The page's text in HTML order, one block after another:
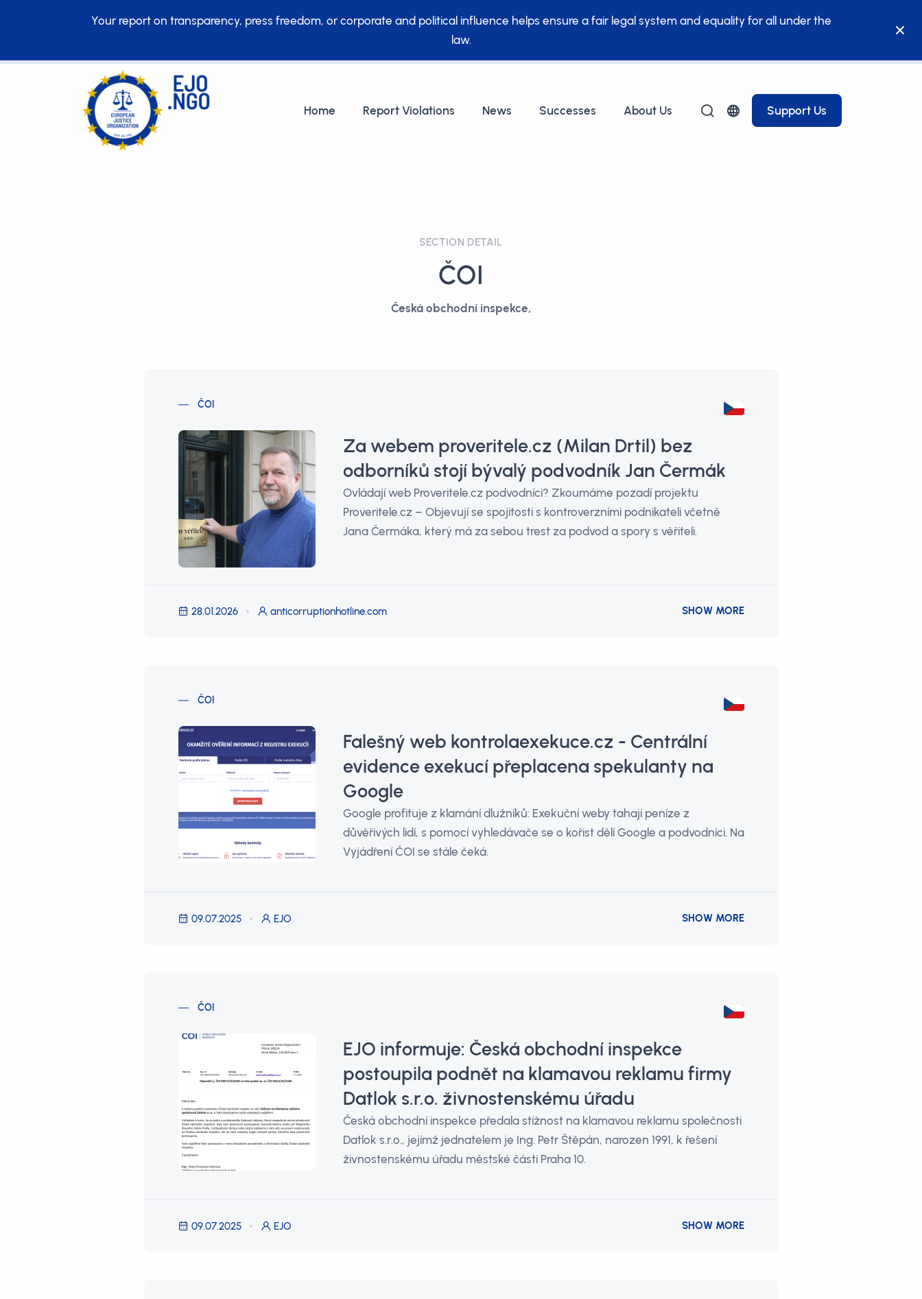
Your report on transparency, press freedom, or corporate and political influence helps ensure a fair legal system and equality for all under the
law.
Home Report Violations News Successes About Us Support Us
SECTION DETAIL
ČOI
Česká obchodní inspekce,
ČOI
Za webem proveritele.cz (Milan Drtil) bez
odborníků stojí bývalý podvodník Jan Čermák
Ovládají web Proveritele.cz podvodníci? Zkoumáme pozadí projektu
Proveritele.cz – Objevují se spojitosti s kontroverzními podnikateli včetně
Jana Čermáka, který má za sebou trest za podvod a spory s věřiteli.
28.01.2026 anticorruptionhotline.com SHOW MORE
ČOI
Falešný web kontrolaexekuce.cz - Centrální
evidence exekucí přeplacena spekulanty na
Google
Google profituje z klamání dlužníků: Exekuční weby tahají peníze z
důvěřivých lidí, s pomocí vyhledávače se o kořist dělí Google a podvodníci. Na
Vyjádření ČOI se stále čeká.
09.07.2025 EJO SHOW MORE
ČOI
EJO informuje: Česká obchodní inspekce
postoupila podnět na klamavou reklamu firmy
Datlok s.r.o. živnostenskému úřadu
Česká obchodní inspekce předala stížnost na klamavou reklamu společnosti
Datlok s.r.o., jejímž jednatelem je Ing. Petr Štěpán, narozen 1991, k řešení
živnostenskému úřadu městské části Praha 10.
09.07.2025 EJO SHOW MORE